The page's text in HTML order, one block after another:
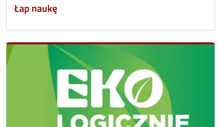
Łap naukę